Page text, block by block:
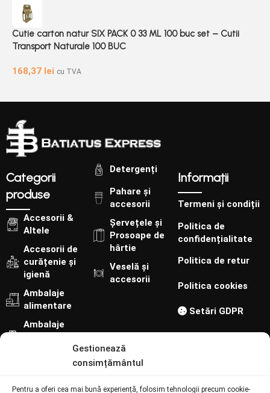
Gestionează
consimțământul
Pentru a oferi cea mai bună experiență, folosim tehnologii precum cookie-
Cutie carton natur SIX PACK 0 33 ML 100 buc set – Cutii
Transport Naturale 100 BUC
168,37 lei cu TVA
Categorii
produse
Accesorii &
Altele
Accesorii de
curățenie și
igienă
Ambalaje
alimentare
Ambalaje
Detergenți
Pahare și
accesorii
Șervețele și
Prosoape de
hârtie
Veselă și
accesorii
Informații
Termeni și condiții
Politica de
confidențialitate
Politica de retur
Politica cookies
Setări GDPR
Urmărește-ne pe: